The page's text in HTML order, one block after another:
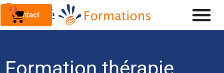
Contact
0
Formation thérapie